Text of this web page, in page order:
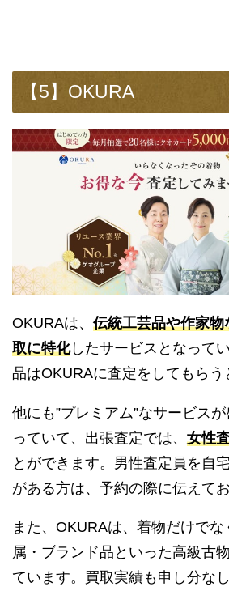
【5】OKURA
OKURAは、 伝統工芸品や作家
取に特化したサービスとなって
品はOKURAに査定をしてもらう
他にも”プレミアム”なサービス
っていて、出張査定では、 女性
とができます。男性査定員を自
がある方は、予約の際に伝えて
また、OKURAは、着物だけで
属・ブランド品といった高級古
ています。買取実績も申し分な